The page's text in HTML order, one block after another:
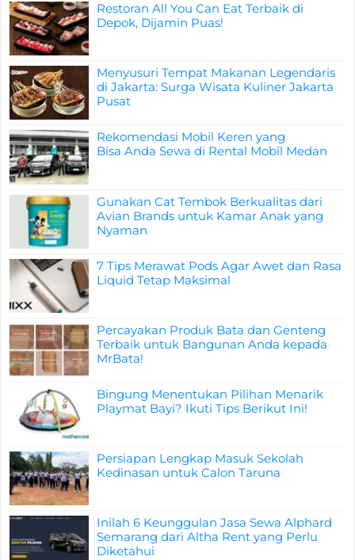
Restoran All You Can Eat Terbaik di
Depok, Dijamin Puas!
Menyusuri Tempat Makanan Legendaris
di Jakarta: Surga Wisata Kuliner Jakarta
Pusat
Rekomendasi Mobil Keren yang
Bisa Anda Sewa di Rental Mobil Medan
Gunakan Cat Tembok Berkualitas dari
Avian Brands untuk Kamar Anak yang
Nyaman
7 Tips Merawat Pods Agar Awet dan Rasa
Liquid Tetap Maksimal
Percayakan Produk Bata dan Genteng
Terbaik untuk Bangunan Anda kepada
MrBata!
Bingung Menentukan Pilihan Menarik
Playmat Bayi? Ikuti Tips Berikut Ini!
Persiapan Lengkap Masuk Sekolah
Kedinasan untuk Calon Taruna
Inilah 6 Keunggulan Jasa Sewa Alphard
Semarang dari Altha Rent yang Perlu
Diketahui